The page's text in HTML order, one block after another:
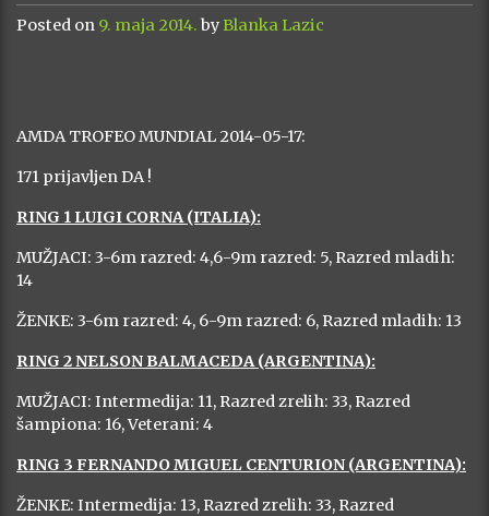
Posted on 9. maja 2014. by Blanka Lazic
AMDA TROFEO MUNDIAL 2014-05-17:
171 prijavljen DA !
RING 1 LUIGI CORNA (ITALIA):
MUŽJACI: 3-6m razred: 4,6-9m razred: 5, Razred mladih:
14
ŽENKE: 3-6m razred: 4, 6-9m razred: 6, Razred mladih: 13
RING 2 NELSON BALMACEDA (ARGENTINA):
MUŽJACI: Intermedija: 11, Razred zrelih: 33, Razred
šampiona: 16, Veterani: 4
RING 3 FERNANDO MIGUEL CENTURION (ARGENTINA):
ŽENKE: Intermedija: 13, Razred zrelih: 33, Razred